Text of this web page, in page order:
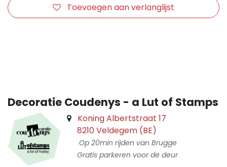
Toevoegen aan verlanglijst
Decoratie Coudenys - a Lut of Stamps
Koning Albertstraat 17
8210 Veldegem (BE)
Op 20min rijden van Brugge
Gratis parkeren voor de deur